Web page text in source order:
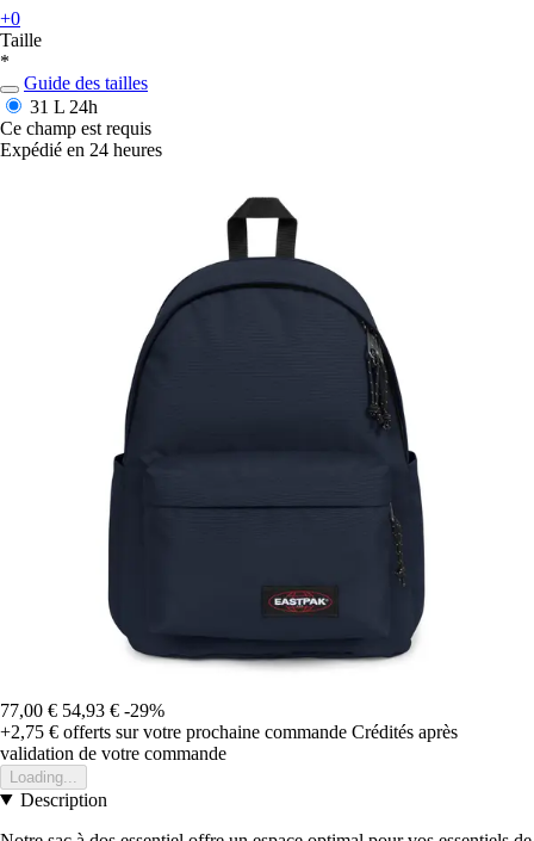
+0
Taille
*
Guide des tailles
31 L 24h
Ce champ est requis
Expédié en 24 heures
77,00 € 54,93 € -29%
+2,75 € offerts sur votre prochaine commande Crédités après
validation de votre commande
Loading...
Description